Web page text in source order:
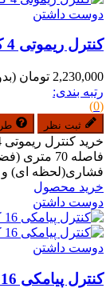
دوست داشتن
کنترل ریموتی 4 کاناله برد معمولی LR4022
2,230,000 تومان
رتبه بندی:
(0)
ثبت نظر
فاصله 70
فشاری(لحظه ای) و دایم کدگیری تا
خرید محصول
دوست داشتن
دوست داشتن
کنترل پیامکی 16 کاناله تایمردار LGFF12